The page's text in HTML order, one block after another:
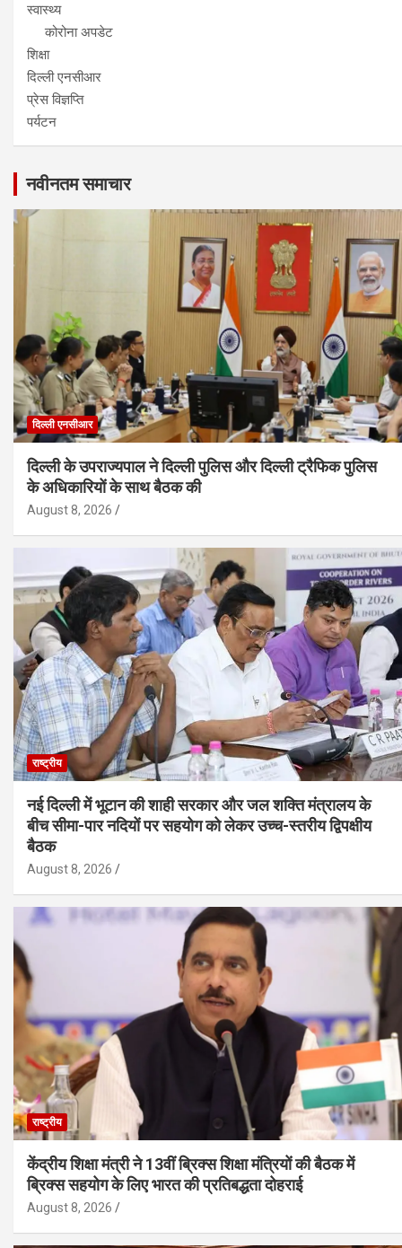
स्वास्थ्य
कोरोना अपडेट
शिक्षा
दिल्ली एनसीआर
प्रेस विज्ञप्ति
पर्यटन
नवीनतम समाचार
दिल्ली एनसीआर
दिल्ली के उपराज्यपाल ने दिल्ली पुलिस और दिल्ली ट्रैफिक पुलिस
के अधिकारियों के साथ बैठक की
August 8, 2026
राष्ट्रीय
नई दिल्ली में भूटान की शाही सरकार और जल शक्ति मंत्रालय के
बीच सीमा-पार नदियों पर सहयोग को लेकर उच्च-स्तरीय द्विपक्षीय
बैठक
August 8, 2026
राष्ट्रीय
केंद्रीय शिक्षा मंत्री ने 13वीं ब्रिक्स शिक्षा मंत्रियों की बैठक में
ब्रिक्स सहयोग के लिए भारत की प्रतिबद्धता दोहराई
August 8, 2026